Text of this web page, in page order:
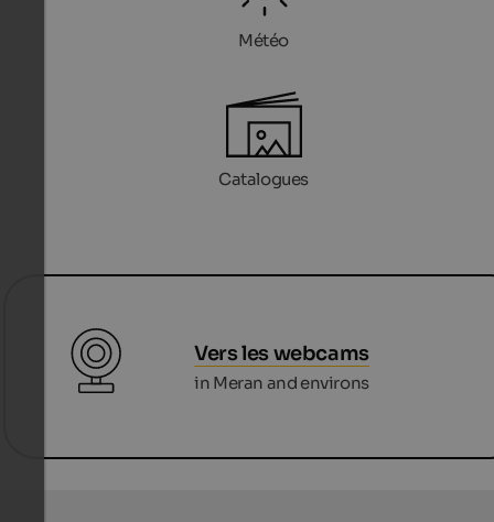
Météo
Catalogues
Vers les webcams
in Meran and environs